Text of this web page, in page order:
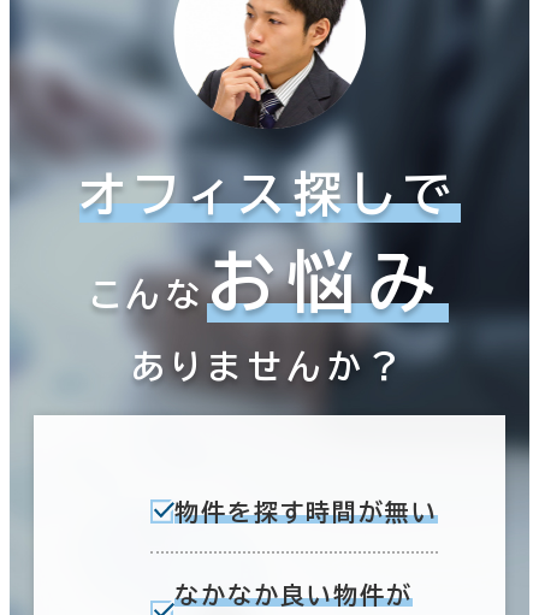
オフィス探しで
こんなお悩み
ありませんか？
物件を探す時間が無い
なかなか良い物件が